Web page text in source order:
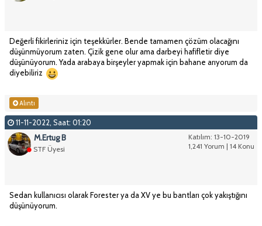
Değerli fikirleriniz için teşekkürler. Bende tamamen çözüm olacağını
düşünmüyorum zaten. Çizik gene olur ama darbeyi hafifletir diye
düşünüyorum. Yada arabaya birşeyler yapmak için bahane arıyorum da
diyebiliriz
Alıntı
11-11-2022, Saat: 01:20
Katılım: 13-10-2019
1,241 Yorum | 14 Konu
M.Ertug B
STF Üyesi
Sedan kullanıcısı olarak Forester ya da XV ye bu bantları çok yakıştığını
düşünüyorum.